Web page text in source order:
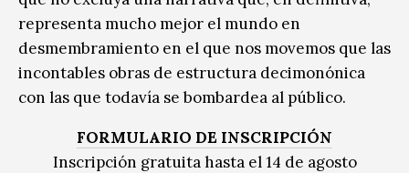
representa mucho mejor el mundo en
desmembramiento en el que nos movemos que las
incontables obras de estructura decimonónica
con las que todavía se bombardea al público.
FORMULARIO DE INSCRIPCIÓN
Inscripción gratuita hasta el 14 de agosto